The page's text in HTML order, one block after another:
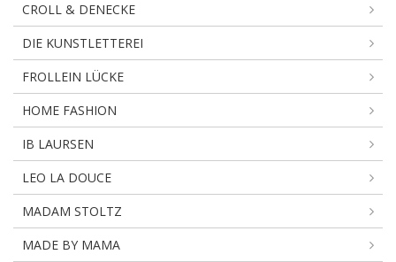
CROLL & DENECKE
DIE KUNSTLETTEREI
FROLLEIN LÜCKE
HOME FASHION
IB LAURSEN
LEO LA DOUCE
MADAM STOLTZ
MADE BY MAMA